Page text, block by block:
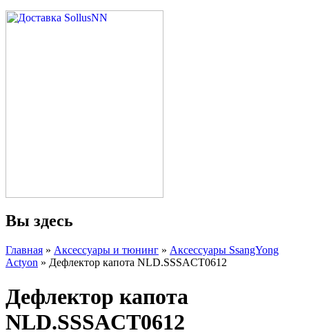
Вы здесь
Главная » Аксессуары и тюнинг » Аксессуары SsangYong
Actyon » Дефлектор капота NLD.SSSACT0612
Дефлектор капота
NLD.SSSACT0612